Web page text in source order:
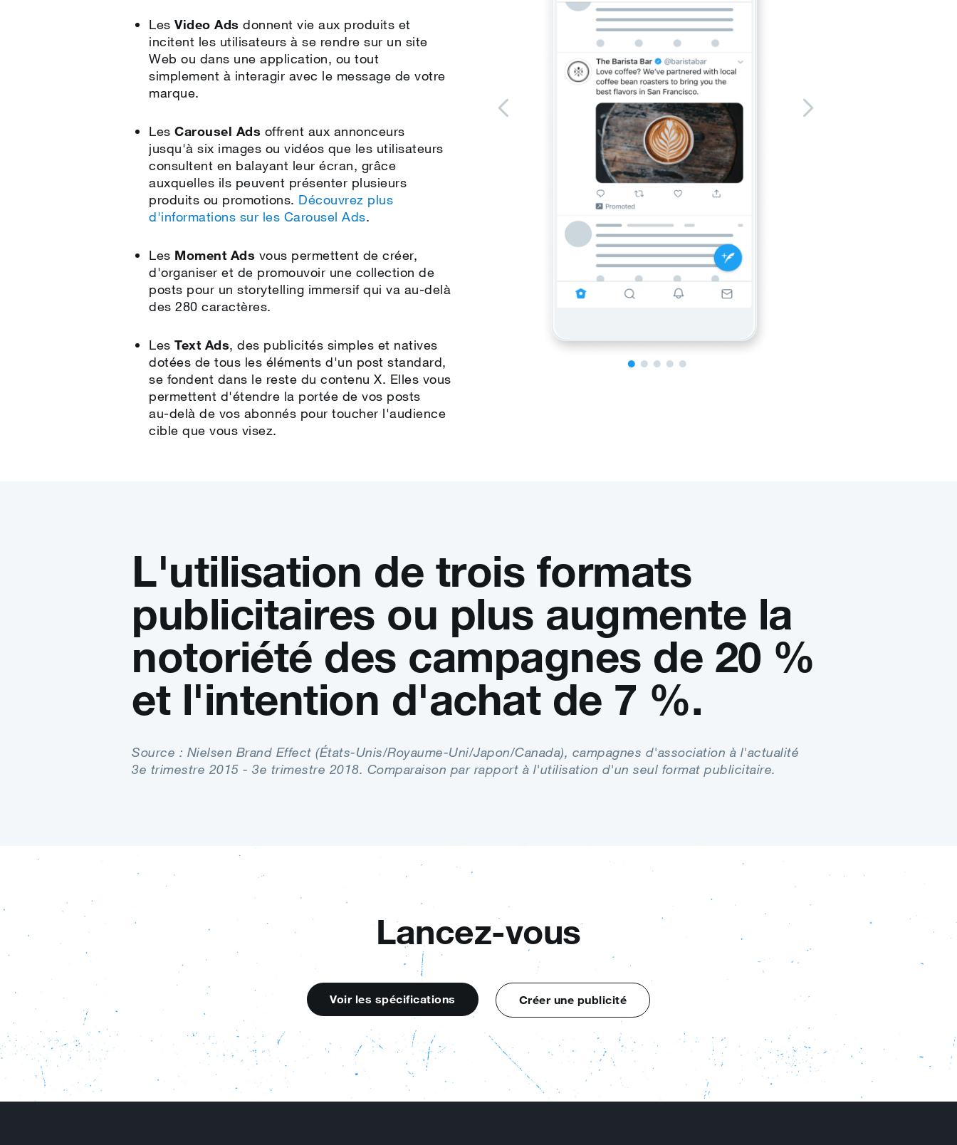
LesVideo Ads donnent vie aux produits et
incitent les utilisateurs à se rendre sur un site
Web ou dans une application, ou tout
simplement à interagir avec le message de votre
marque.
LesCarousel Ads offrent aux annonceurs
jusqu'à six images ou vidéos que les utilisateurs
consultent en balayant leur écran, grâce
auxquelles ils peuvent présenter plusieurs
produits ou promotions. Découvrez plus
d'informations sur les Carousel Ads.
Les Moment Ads vous permettent de créer,
d'organiser et de promouvoir une collection de
posts pour un storytelling immersif qui va au‑delà
des 280 caractères.
LesText Ads, des publicités simples et natives
dotées de tous les éléments d'un post standard,
se fondent dans le reste du contenu X. Elles vous
permettent d'étendre la portée de vos posts
au‑delà de vos abonnés pour toucher l'audience
cible que vous visez.
L'utilisation de trois formats
publicitaires ou plus augmente la
notoriété des campagnes de 20 %
et l'intention d'achat de 7 %.
Source : Nielsen Brand Effect (États‑Unis/Royaume‑Uni/Japon/Canada), campagnes d'association à l'actualité
3e trimestre 2015 - 3e trimestre 2018. Comparaison par rapport à l'utilisation d'un seul format publicitaire.
Lancez‑vous
Voir les spécifications Créer une publicité